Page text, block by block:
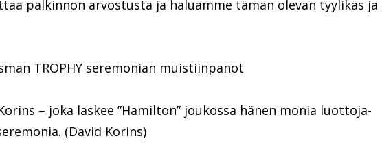
palkinnon arvostusta ja haluamme tämän olevan tyylikäs ja
TROPHY seremonian muistiinpanot
– joka laskee ”Hamilton” joukossa hänen monia luottoja-
(David Korins)